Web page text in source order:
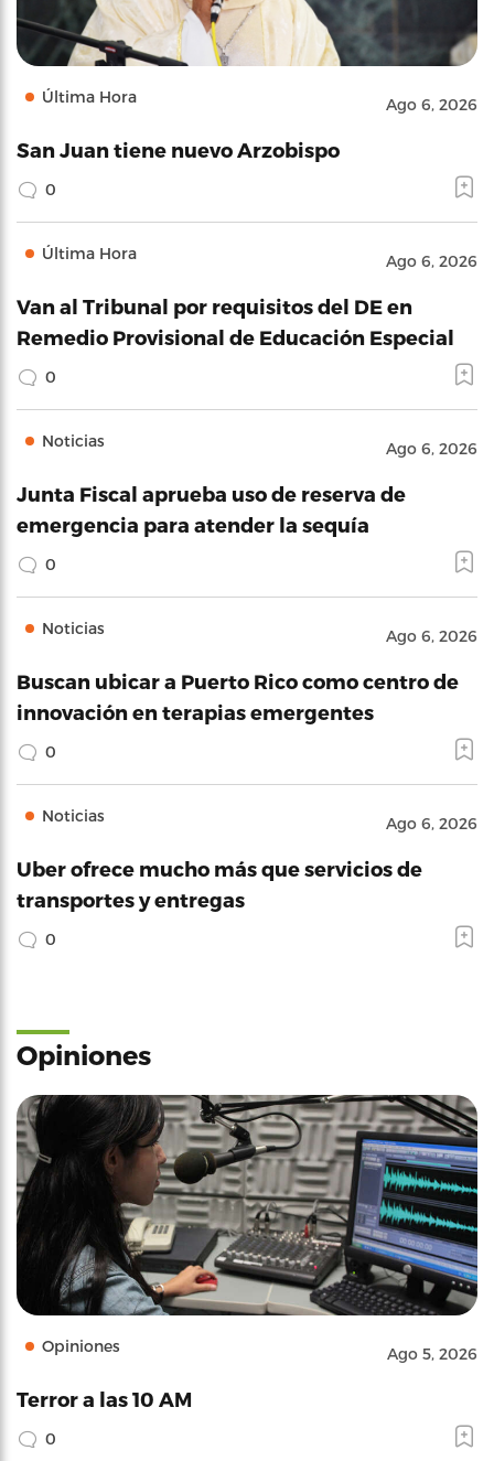
Última Hora Ago 6, 2026
San Juan tiene nuevo Arzobispo
0
Última Hora Ago 6, 2026
Van al Tribunal por requisitos del DE en
Remedio Provisional de Educación Especial
0
Noticias Ago 6, 2026
Junta Fiscal aprueba uso de reserva de
emergencia para atender la sequía
0
Noticias Ago 6, 2026
Buscan ubicar a Puerto Rico como centro de
innovación en terapias emergentes
0
Noticias Ago 6, 2026
Uber ofrece mucho más que servicios de
transportes y entregas
0
Opiniones
Opiniones Ago 5, 2026
Terror a las 10 AM
0